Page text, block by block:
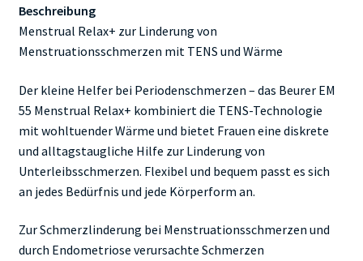
Beschreibung
Menstrual Relax+ zur Linderung von
Menstruationsschmerzen mit TENS und Wärme
Der kleine Helfer bei Periodenschmerzen – das Beurer EM
55 Menstrual Relax+ kombiniert die TENS-Technologie
mit wohltuender Wärme und bietet Frauen eine diskrete
und alltagstaugliche Hilfe zur Linderung von
Unterleibsschmerzen. Flexibel und bequem passt es sich
an jedes Bedürfnis und jede Körperform an.
Zur Schmerzlinderung bei Menstruationsschmerzen und
durch Endometriose verursachte Schmerzen